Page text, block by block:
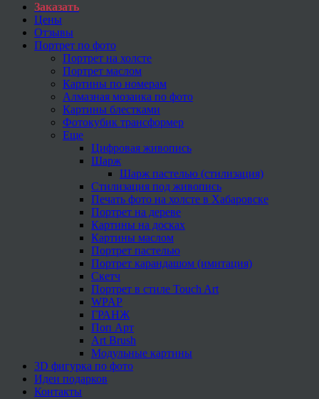
Заказать
Цены
Отзывы
Портрет по фото
Портрет на холсте
Портрет маслом
Картины по номерам
Алмазная мозаика по фото
Картины блестками
Фотокубик трансформер
Еще
Цифровая живопись
Шарж
Шарж пастелью (стилизация)
Стилизация под живопись
Печать фото на холсте в Хабаровске
Портрет на дереве
Картины на досках
Картины маслом
Портрет пастелью
Портрет карандашом (имитация)
Скетч
Портрет в стиле Touch Art
WPAP
ГРАНЖ
Поп Арт
Art Brush
Модульные картины
3D фигурка по фото
Идеи подарков
Контакты